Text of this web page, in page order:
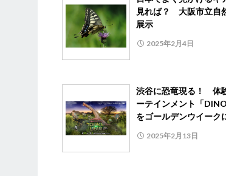
見れば？ 大阪市立自
展示
2025年2月4日
渋谷に恐竜現る！ 体
ーテインメント「DINO
をゴールデンウイーク
2025年2月13日